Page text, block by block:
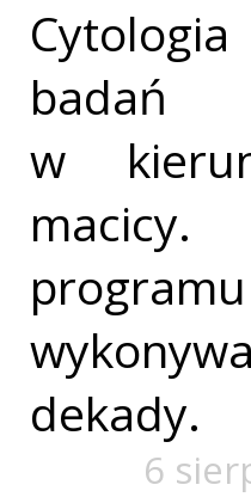
badań
w
dekady.
6